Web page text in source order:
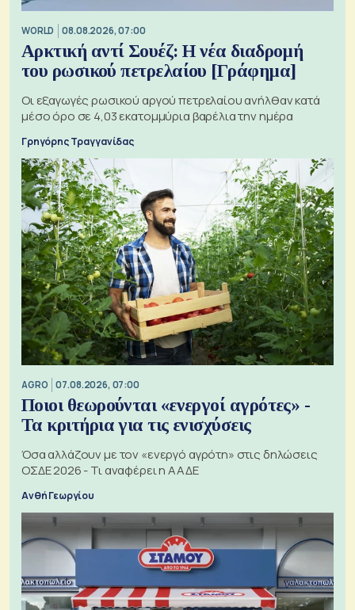
WORLD 08.08.2026, 07:00
Αρκτική αντί Σουέζ: Η νέα διαδρομή
του ρωσικού πετρελαίου [Γράφημα]
Οι εξαγωγές ρωσικού αργού πετρελαίου ανήλθαν κατά
μέσο όρο σε 4,03 εκατομμύρια βαρέλια την ημέρα
Γρηγόρης Τραγγανίδας
AGRO 07.08.2026, 07:00
Ποιοι θεωρούνται «ενεργοί αγρότες» -
Τα κριτήρια για τις ενισχύσεις
Όσα αλλάζουν με τον «ενεργό αγρότη» στις δηλώσεις
ΟΣΔΕ 2026 - Τι αναφέρει η ΑΑΔΕ
Ανθή Γεωργίου